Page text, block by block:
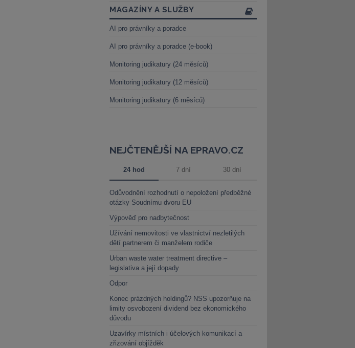
MAGAZÍNY A SLUŽBY
AI pro právníky a poradce
AI pro právníky a poradce (e-book)
Monitoring judikatury (24 měsíců)
Monitoring judikatury (12 měsíců)
Monitoring judikatury (6 měsíců)
NEJČTENĚJŠÍ NA EPRAVO.CZ
24 hod 7 dní 30 dní
Odůvodnění rozhodnutí o nepoložení předběžné
otázky Soudnímu dvoru EU
Výpověď pro nadbytečnost
Užívání nemovitosti ve vlastnictví nezletilých
dětí partnerem či manželem rodiče
Urban waste water treatment directive –
legislativa a její dopady
Odpor
Konec prázdných holdingů? NSS upozorňuje na
limity osvobození dividend bez ekonomického
důvodu
Uzavírky místních i účelových komunikací a
zřizování objížděk